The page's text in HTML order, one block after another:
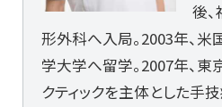
後
形外科へ入局。2003年、米
学大学へ留学。2007年、東
クティックを主体とした手